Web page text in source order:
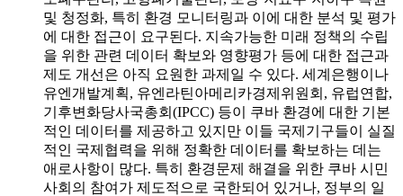
및 청정화, 특히 환경 모니터링과 이에 대한 분석 및 평가
에 대한 접근이 요구된다. 지속가능한 미래 정책의 수립
을 위한 관련 데이터 확보와 영향평가 등에 대한 접근과
제도 개선은 아직 요원한 과제일 수 있다. 세계은행이나
유엔개발계획, 유엔라틴아메리카경제위원회, 유럽연합,
기후변화당사국총회(IPCC) 등이 쿠바 환경에 대한 기본
적인 데이터를 제공하고 있지만 이들 국제기구들이 실질
적인 국제협력을 위해 정확한 데이터를 확보하는 데는
애로사항이 많다. 특히 환경문제 해결을 위한 쿠바 시민
사회의 참여가 제도적으로 국한되어 있거나, 정부의 일